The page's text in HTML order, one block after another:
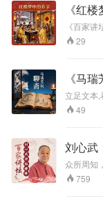
《红
《百家
年”习俗
我国最重
我国的
和地区
以祭祀神
祈求丰
的民族特
样发压岁
29
《马瑞
立足文本,
点迷津,
49
刘心武
众所周知
梦》这样
本书能像
759